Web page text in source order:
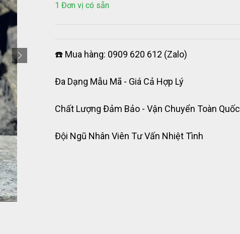
1 Đơn vị có sẵn
☎️ Mua hàng: 0909 620 612 (Zalo)
Đa Dạng Mẫu Mã - Giá Cả Hợp Lý
Chất Lượng Đảm Bảo - Vận Chuyển Toàn Quốc
Đội Ngũ Nhân Viên Tư Vấn Nhiệt Tình